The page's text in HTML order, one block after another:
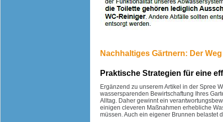
Nachhaltiges Gärtnern: Der
Praktische Strategien für eine
Ergänzend zu unserem Artikel in der Spree
wassersparenden Bewirtschaftung Ihres
Alltag. Daher gewinnt ein
einigen cleveren Maßnahmen erhebliche
müssen. Auch ein eigener Brunnen belastet